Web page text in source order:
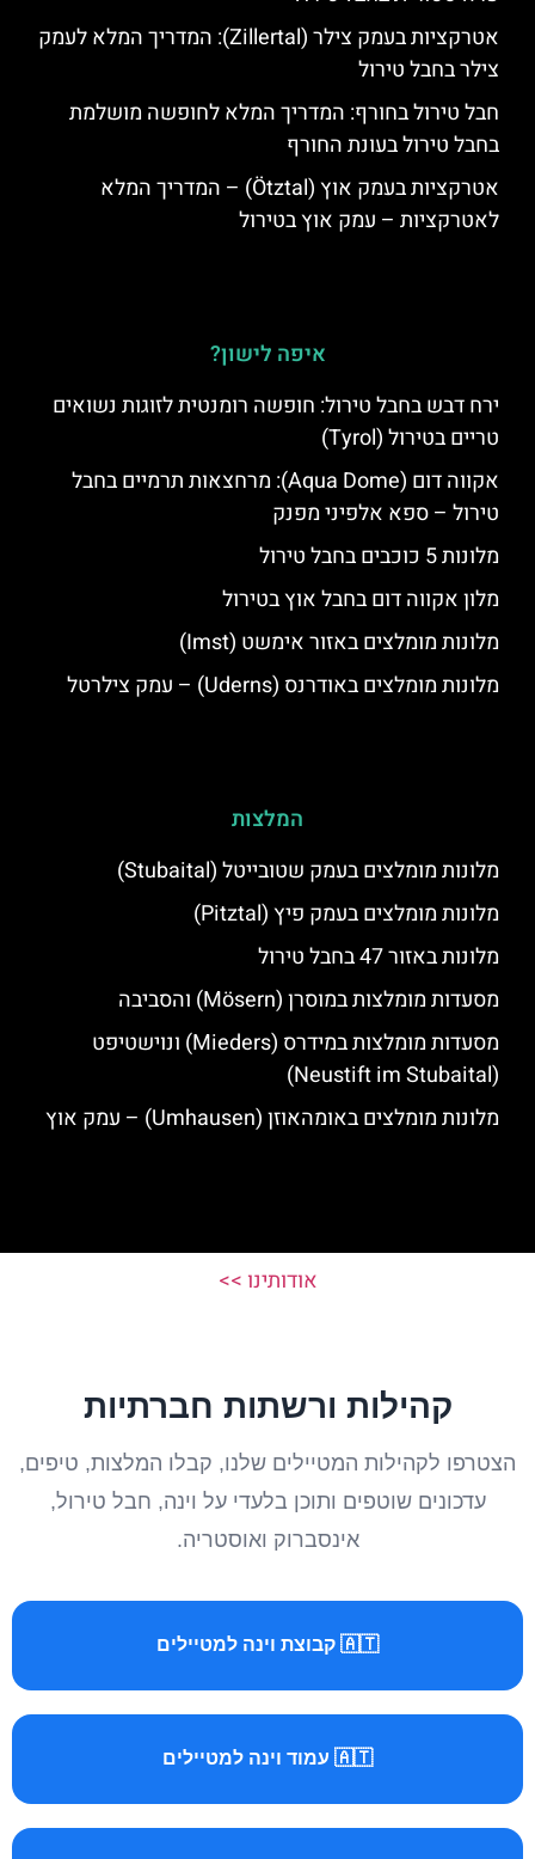
אטרקציות בעמק צילר (Zillertal): המדריך המלא לעמק
צילר בחבל טירול
חבל טירול בחורף: המדריך המלא לחופשה מושלמת
בחבל טירול בעונת החורף
אטרקציות בעמק אוץ (Ötztal) – המדריך המלא
לאטרקציות – עמק אוץ בטירול
איפה לישון?
ירח דבש בחבל טירול: חופשה רומנטית לזוגות נשואים
טריים בטירול (Tyrol)
אקווה דום (Aqua Dome): מרחצאות תרמיים בחבל
טירול – ספא אלפיני מפנק
מלונות 5 כוכבים בחבל טירול
מלון אקווה דום בחבל אוץ בטירול
מלונות מומלצים באזור אימשט (Imst)
מלונות מומלצים באודרנס (Uderns) – עמק צילרטל
המלצות
מלונות מומלצים בעמק שטובייטל (Stubaital)
מלונות מומלצים בעמק פיץ (Pitztal)
מלונות באזור 47 בחבל טירול
מסעדות מומלצות במוסרן (Mösern) והסביבה
מסעדות מומלצות במידרס (Mieders) ונוישטיפט
(Neustift im Stubaital)
מלונות מומלצים באומהאוזן (Umhausen) – עמק אוץ
אודותינו >>
קהילות ורשתות חברתיות
הצטרפו לקהילות המטיילים שלנו, קבלו המלצות, טיפים,
עדכונים שוטפים ותוכן בלעדי על וינה, חבל טירול,
אינסברוק ואוסטריה.
🇦🇹 קבוצת וינה למטיילים
🇦🇹 עמוד וינה למטיילים